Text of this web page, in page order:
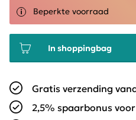
Beperkte voorraad
In shoppingbag
Gratis verzending
2,5% spaarbonus